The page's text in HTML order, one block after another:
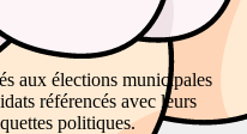
aux élections municipales
référencés avec leurs
politiques.